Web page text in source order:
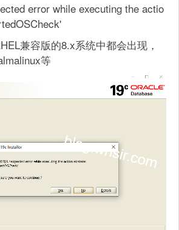
error while executing the actio
兼容版的8.x系统中都会出现，
等